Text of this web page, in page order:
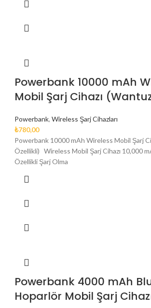
Powerbank 10000 mAh
Mobil Şarj Cihazı
Powerbank, Wireless Şarj Cihazları
₺780,00
Powerbank 10000 mAh Wireless Mobil Şarj
Özellikli) Wireless Mobil Şarj Cihazı 10,000
Özellikli Şarj Olma
Powerbank 4000 mAh
Hoparlör Mobil Şarj